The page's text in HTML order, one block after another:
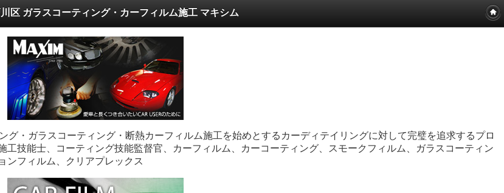
区 ガラスコーティング・カーフィルム施工 マキシム
・ガラスコーティング・断熱カーフィルム施工を始めとするカーディテイリングに対して完璧を追求するプロ
技能士、コーティング技能監督官、カーフィルム、カーコーティング、スモークフィルム、ガラスコーティン
ンフィルム、クリアプレックス